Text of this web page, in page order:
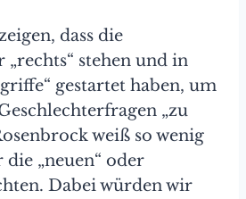
dass die
stehen und in
gestartet haben, um
„zu
weiß so wenig
die „neuen“ oder
Dabei würden wir